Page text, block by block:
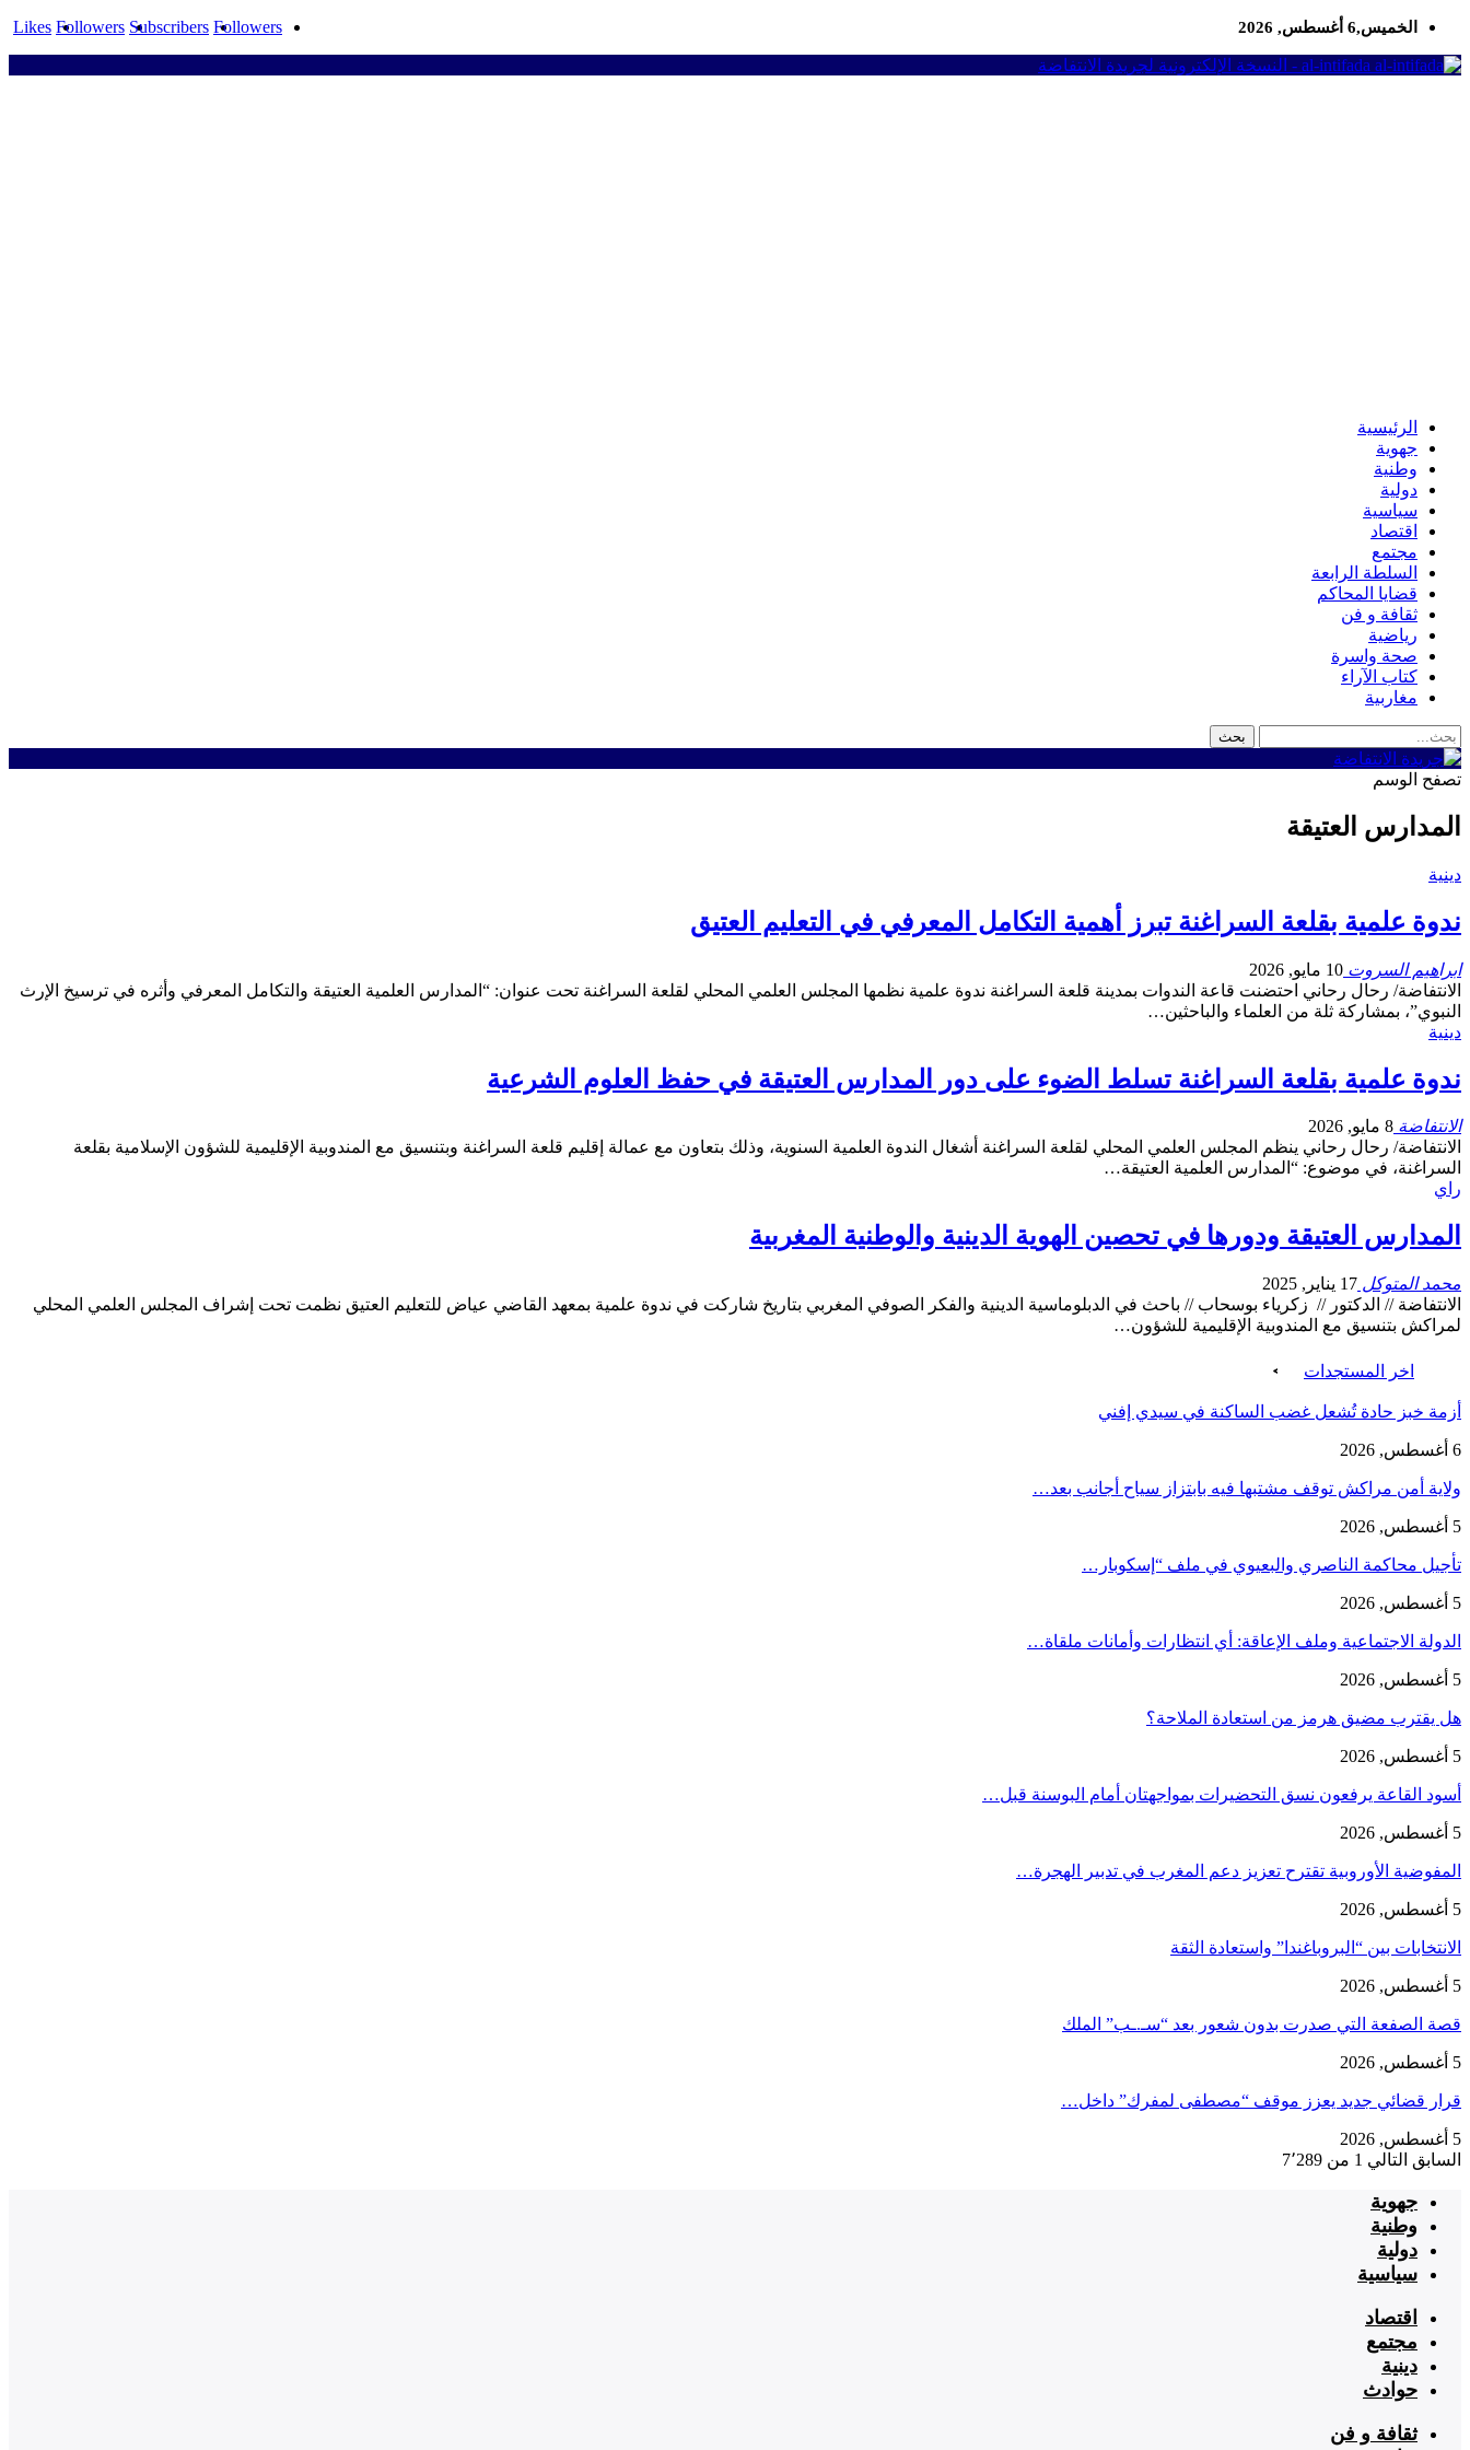
Likes Followers Subscribers Followers الخميس,6 أغسطس, 2026
al-intifada - النسخة الإلكترونية لجريدة الانتفاضة
الرئيسية
جهوية
وطنية
دولية
سياسية
اقتصاد
مجتمع
السلطة الرابعة
قضايا المحاكم
ثقافة و فن
رياضية
صحة واسرة
كتاب الآراء
مغاربية
تصفح الوسم
المدارس العتيقة
دينية
ندوة علمية بقلعة السراغنة تبرز أهمية التكامل المعرفي في التعليم العتيق
ابراهيم السروت 10 مايو, 2026
الانتفاضة/ رحال رحاني احتضنت قاعة الندوات بمدينة قلعة السراغنة ندوة علمية نظمها المجلس العلمي المحلي لقلعة السراغنة تحت عنوان: “المدارس العلمية العتيقة والتكامل المعرفي وأثره في ترسيخ الإرث
النبوي”، بمشاركة ثلة من العلماء والباحثين…
دينية
ندوة علمية بقلعة السراغنة تسلط الضوء على دور المدارس العتيقة في حفظ العلوم الشرعية
الانتفاضة 8 مايو, 2026
الانتفاضة/ رحال رحاني ينظم المجلس العلمي المحلي لقلعة السراغنة أشغال الندوة العلمية السنوية، وذلك بتعاون مع عمالة إقليم قلعة السراغنة وبتنسيق مع المندوبية الإقليمية للشؤون الإسلامية بقلعة
السراغنة، في موضوع: “المدارس العلمية العتيقة…
راي
المدارس العتيقة ودورها في تحصين الهوية الدينية والوطنية المغربية
محمد المتوكل 17 يناير, 2025
الانتفاضة // الدكتور // زكرياء بوسحاب // باحث في الدبلوماسية الدينية والفكر الصوفي المغربي بتاريخ شاركت في ندوة علمية بمعهد القاضي عياض للتعليم العتيق نظمت تحت إشراف المجلس العلمي المحلي
لمراكش بتنسيق مع المندوبية الإقليمية للشؤون…
اخر المستجدات
أزمة خبز حادة تُشعل غضب الساكنة في سيدي إفني
6 أغسطس, 2026
ولاية أمن مراكش توقف مشتبها فيه بابتزاز سياح أجانب بعد…
5 أغسطس, 2026
تأجيل محاكمة الناصري والبعيوي في ملف “إسكوبار…
5 أغسطس, 2026
الدولة الاجتماعية وملف الإعاقة: أي انتظارات وأمانات ملقاة…
5 أغسطس, 2026
هل يقترب مضيق هرمز من استعادة الملاحة؟
5 أغسطس, 2026
أسود القاعة يرفعون نسق التحضيرات بمواجهتان أمام البوسنة قبل…
5 أغسطس, 2026
المفوضية الأوروبية تقترح تعزيز دعم المغرب في تدبير الهجرة…
5 أغسطس, 2026
الانتخابات بين “البروباغندا” واستعادة الثقة
5 أغسطس, 2026
قصة الصفعة التي صدرت بدون شعور بعد “سـ.ـب” الملك
5 أغسطس, 2026
قرار قضائي جديد يعزز موقف “مصطفى لمفرك” داخل…
5 أغسطس, 2026
السابق التالي 1 من 7٬289
جهوية
وطنية
دولية
سياسية
اقتصاد
مجتمع
دينية
حوادث
ثقافة و فن